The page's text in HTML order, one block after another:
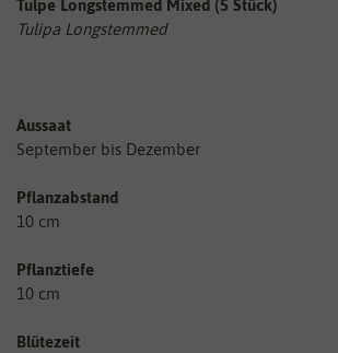
Tulpe Longstemmed Mixed (5 Stück)
Tulipa Longstemmed
Aussaat
September bis Dezember
Pflanzabstand
10 cm
Pflanztiefe
10 cm
Blütezeit